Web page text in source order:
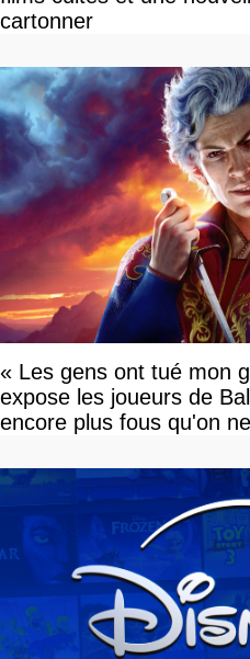
cartonner
« Les gens ont tué mon
expose les joueurs de
encore plus fous qu'on